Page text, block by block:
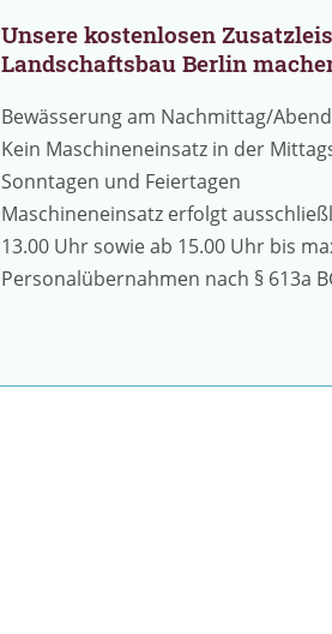
Unsere kostenlosen
Landschaftsbau Berlin
Bewässerung am Nachmittag/
Kein Maschineneinsatz in der
Sonntagen und Feiertagen
Maschineneinsatz erfolgt
13.00 Uhr sowie ab 15.00 Uhr bis
Personalübernahmen nach § 613a